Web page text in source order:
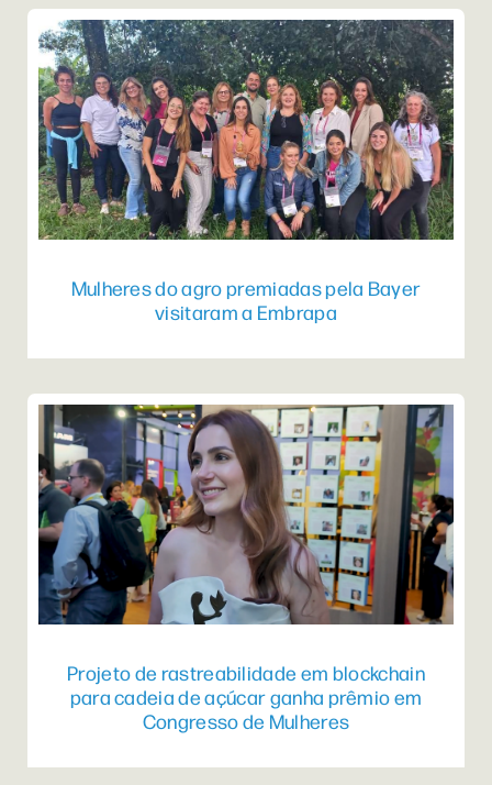
Mulheres do agro premiadas pela Bayer
visitaram a Embrapa
Projeto de rastreabilidade em blockchain
para cadeia de açúcar ganha prêmio em
Congresso de Mulheres